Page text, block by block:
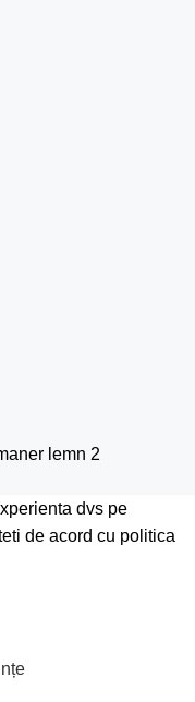
dvs pe
de acord cu politica